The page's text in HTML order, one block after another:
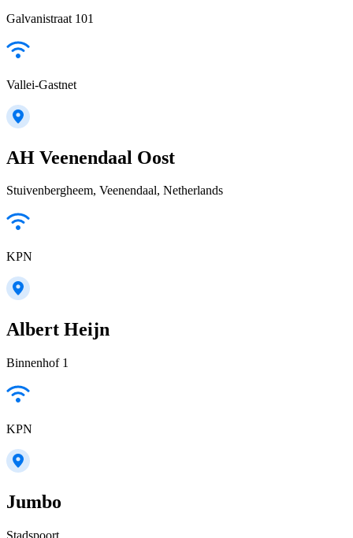
Galvanistraat 101
Vallei-Gastnet
AH Veenendaal Oost
Stuivenbergheem, Veenendaal, Netherlands
KPN
Albert Heijn
Binnenhof 1
KPN
Jumbo
Stadspoort